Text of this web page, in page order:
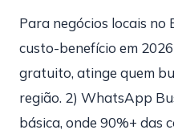
Para negócios locais no
custo-benefício em
gratuito, atinge quem
região. 2) WhatsApp
básica, onde 90%+ das